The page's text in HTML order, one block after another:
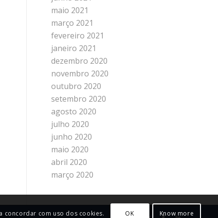
maio 2021
março 2021
fevereiro 2021
janeiro 2021
dezembro 2020
novembro 2020
outubro 2020
setembro 2020
agosto 2020
julho 2020
junho 2020
maio 2020
abril 2020
março 2020
concordar com uso dos cookies. OK Know more